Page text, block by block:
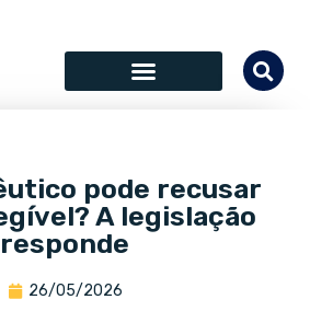
pode recusar
A legislação
responde
26/05/2026